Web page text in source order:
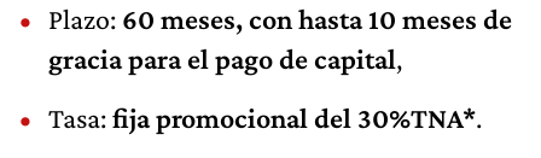
Plazo: 60 meses, con hasta 10 meses de
gracia para el pago de capital,
Tasa:fija promocional del 30%TNA*.